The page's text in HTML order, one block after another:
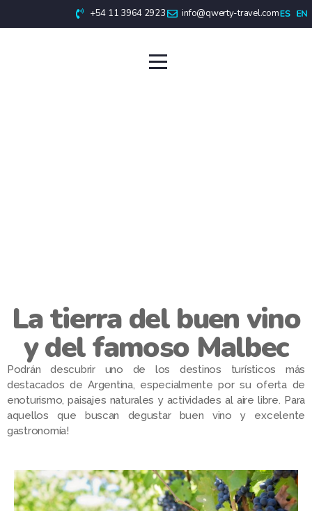
+54 11 3964 2923 info@qwerty-travel.com
La tierra del buen vino
y del famoso Malbec
Podrán descubrir uno de los destinos turísticos más
destacados de Argentina, especialmente por su oferta de
enoturismo, paisajes naturales y actividades al aire libre. Para
aquellos que buscan degustar buen vino y excelente
gastronomía!